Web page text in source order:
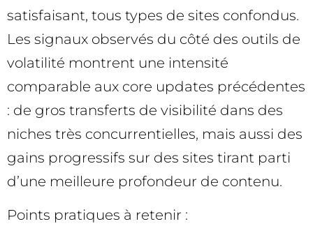
satisfaisant, tous types de sites confondus.
Les signaux observés du côté des outils de
volatilité montrent une intensité
comparable aux core updates précédentes
: de gros transferts de visibilité dans des
niches très concurrentielles, mais aussi des
gains progressifs sur des sites tirant parti
d’une meilleure profondeur de contenu.
Points pratiques à retenir :